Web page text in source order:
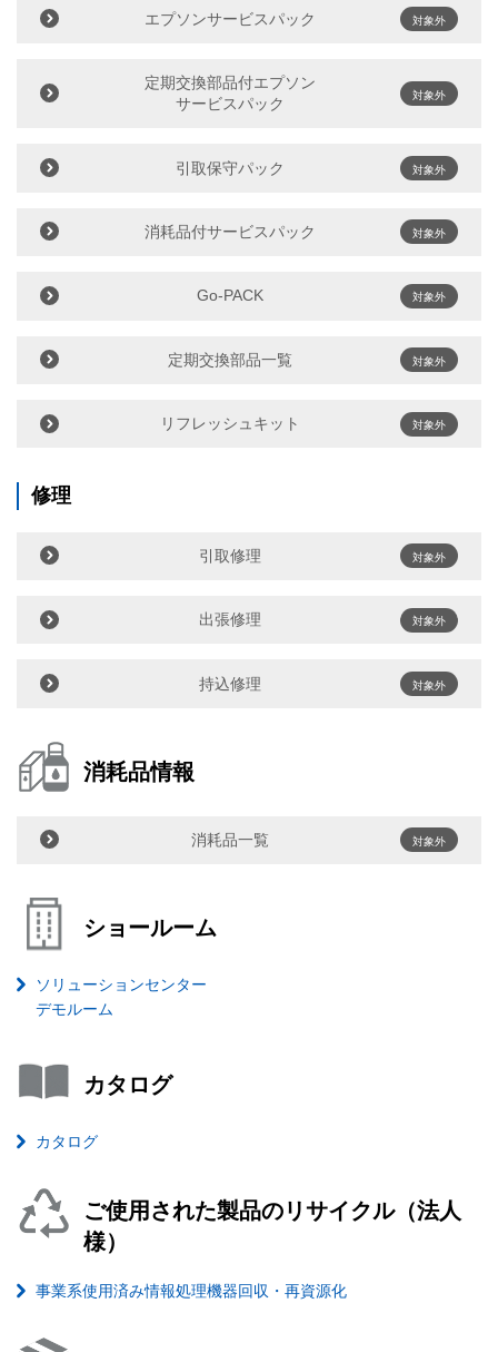
エプソンサービスパック 対象外
定期交換部品付エプソン
サービスパック
対象外
引取保守パック 対象外
消耗品付サービスパック 対象外
Go-PACK 対象外
定期交換部品一覧 対象外
リフレッシュキット 対象外
修理
引取修理 対象外
出張修理 対象外
持込修理 対象外
消耗品情報
消耗品一覧 対象外
ショールーム
ソリューションセンター
デモルーム
カタログ
カタログ
ご使用された製品のリサイクル（法人
様）
事業系使用済み情報処理機器回収・再資源化